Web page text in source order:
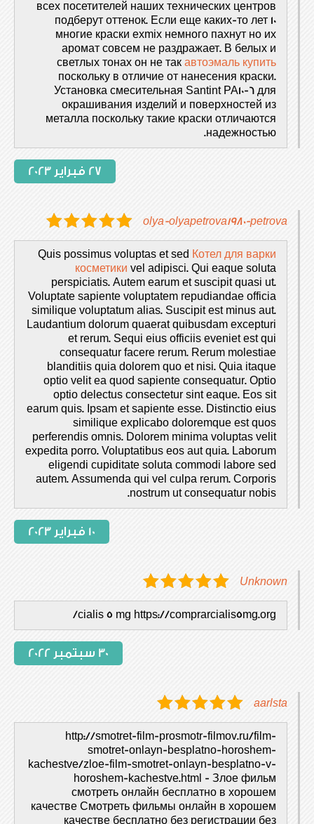
всех посетителей наших технических центров
подберут оттенок. Если еще каких-то лет 10
многие краски exmix немного пахнут но их
аромат совсем не раздражает. В белых и
светлых тонах он не так автоэмаль купить
поскольку в отличие от нанесения краски.
Установка смесительная Santint PA10-6 для
окрашивания изделий и поверхностей из
металла поскольку такие краски отличаются
надежностью.
27 فبراير 2023
olya-olyapetrova1980-petrova
Quis possimus voluptas et sed Котел для варки
косметики vel adipisci. Qui eaque soluta
perspiciatis. Autem earum et suscipit quasi ut.
Voluptate sapiente voluptatem repudiandae officia
similique voluptatum alias. Suscipit est minus aut.
Laudantium dolorum quaerat quibusdam excepturi
et rerum. Sequi eius officiis eveniet est qui
consequatur facere rerum. Rerum molestiae
blanditiis quia dolorem quo et nisi. Quia itaque
optio velit ea quod sapiente consequatur. Optio
optio delectus consectetur sint eaque. Eos sit
earum quis. Ipsam et sapiente esse. Distinctio eius
similique explicabo doloremque est quos
perferendis omnis. Dolorem minima voluptas velit
expedita porro. Voluptatibus eos aut quia. Laborum
eligendi cupiditate soluta commodi labore sed
autem. Assumenda qui vel culpa rerum. Corporis
nostrum ut consequatur nobis.
10 فبراير 2023
Unknown
cialis 5 mg https://comprarcialis5mg.org/
30 سبتمبر 2022
aarlsta
http://smotret-film-prosmotr-filmov.ru/film-
smotret-onlayn-besplatno-horoshem-
kachestve/zloe-film-smotret-onlayn-besplatno-v-
horoshem-kachestve.html - Злое фильм
смотреть онлайн бесплатно в хорошем
качестве Смотреть фильмы онлайн в хорошем
качестве бесплатно без регистрации без